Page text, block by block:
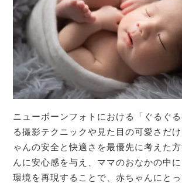
ニューボーンフォトにおける「ぐるぐ
る撮影テクニックや見た目の可愛さだ
ゃんの安全と快適さを最優先に考えた
んに安心感を与え、ママのおなかの中
環境を再現することで、赤ちゃんにと